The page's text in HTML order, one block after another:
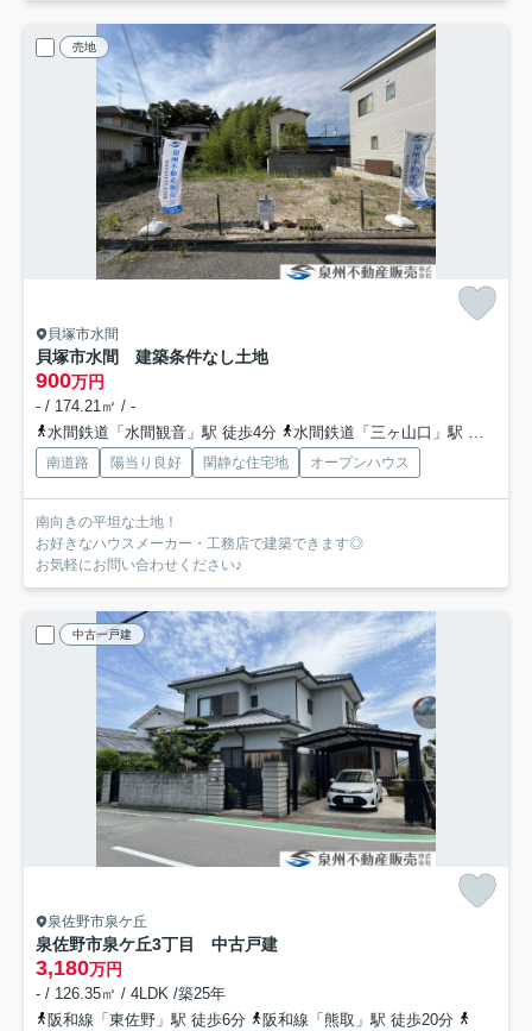
売地
貝塚市水間
貝塚市水間 建築条件なし土地
900万円
- / 174.21㎡ / -
水間鉄道「水間観音」駅 徒歩4分
水間鉄道「三ヶ山口」駅 徒歩10分
南道路 陽当り良好 閑静な住宅地 オープンハウス
南向きの平坦な土地！
お好きなハウスメーカー・工務店で建築できます◎
お気軽にお問い合わせください♪
中古一戸建
泉佐野市泉ケ丘
泉佐野市泉ケ丘3丁目 中古戸建
3,180万円
- / 126.35㎡ / 4LDK /築25年
阪和線「東佐野」駅 徒歩6分
阪和線「熊取」駅 徒歩20分